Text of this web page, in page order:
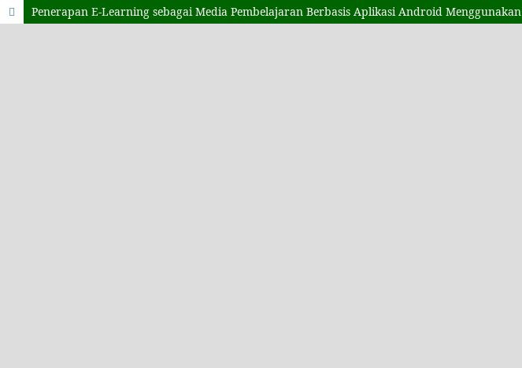
Penerapan E-Learning sebagai Media Pembelajaran Berbasis Aplikasi Android